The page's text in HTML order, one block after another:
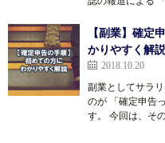
【副業】確定
かりやすく解説
2018.10.20
副業としてサラ
のが 「確定申告
す。 今回は、そ